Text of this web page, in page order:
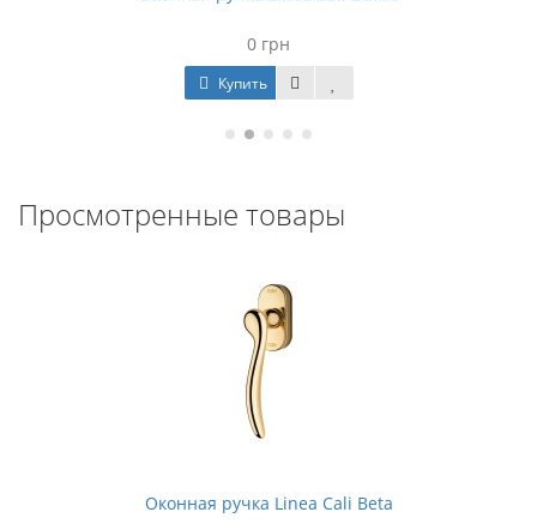
0 грн
Купить
Просмотренные товары
Оконная ручка Linea Cali Beta